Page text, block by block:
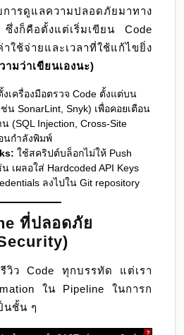
ารดูแลความปลอดภัยมาทาง
งก็คือตั้งแต่เริ่มเขียน Code
าใช้จ่ายและเวลาที่ใช้แก้ไขยิ่ง
มว่าเขียนเองนะ)
งเครื่องมือตรวจ Code ตั้งแต่บน
น SonarLint, Snyk) เพื่อคอยเตือน
(SQL Injection, Cross-Site
นกำลังพิมพ์
ใช้สคริปต์บล็อกไม่ให้ Push
เผลอใส่ Hardcoded API Keys
ลงไปใน Git repository
ที่ปลอดภัย
รีวิว Code ทุกบรรทัด แต่เรา
ใน Pipeline ในการก
นชั้น ๆ
?